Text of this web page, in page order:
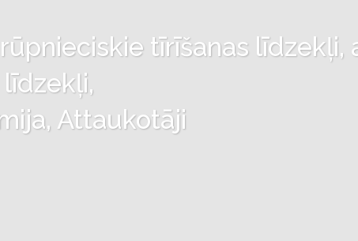
tīrīšanas līdzekļi,
līdzekļi,
Attaukotāji